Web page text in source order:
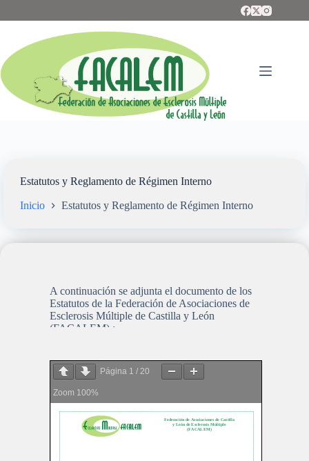
Estatutos y Reglamento de Régimen Interno
Inicio Estatutos y Reglamento de Régimen Interno
A continuación se adjunta el documento de los
Estatutos de la Federación de Asociaciones de
Esclerosis Múltiple de Castilla y León
(FACALEM) :
Página 1 / 20
Zoom 100%